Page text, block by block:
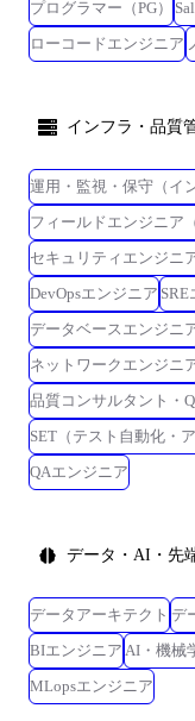
プログラマー（PG）
ローコードエンジニア
インフラ・品質
運用・監視・保守（イ
フィールドエンジニア
セキュリティエンジニ
DevOpsエンジニア SRE
データベースエンジニ
ネットワークエンジニ
品質コンサルタント・
SET（テスト自動化・
QAエンジニア
データ・AI・先
データアーキテクト デ
BIエンジニア AI・機械
MLopsエンジニア